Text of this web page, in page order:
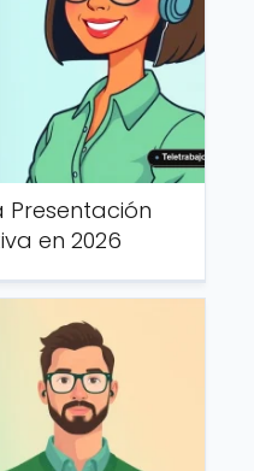
Presentación
en 2026